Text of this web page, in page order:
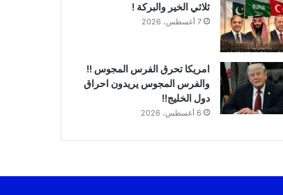
ثلاثي الخير والبركة !
7 أغسطس، 2026
امريكا تحرق الفرس المجوس !!
والفرس المجوس يريدون احراق
دول الخليج!!
6 أغسطس، 2026